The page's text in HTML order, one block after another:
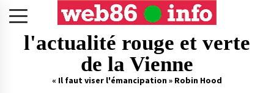
l'actualité rouge et verte
de la Vienne
« Il faut viser l'émancipation » Robin Hood